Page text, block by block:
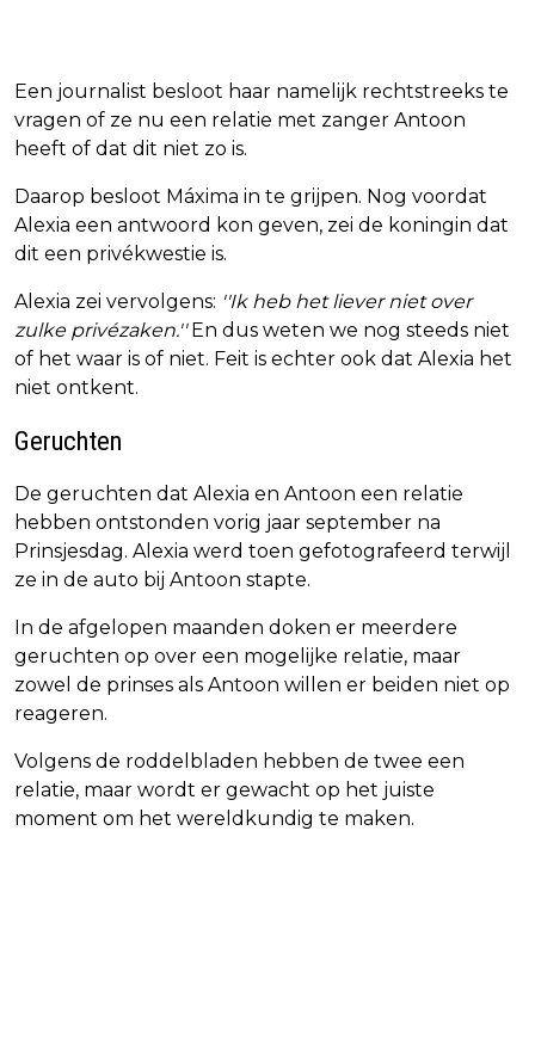
Een journalist besloot haar namelijk rechtstreeks te
vragen of ze nu een relatie met zanger Antoon
heeft of dat dit niet zo is.
Daarop besloot Máxima in te grijpen. Nog voordat
Alexia een antwoord kon geven, zei de koningin dat
dit een privékwestie is.
Alexia zei vervolgens: ''Ik heb het liever niet over
zulke privézaken.''En dus weten we nog steeds niet
of het waar is of niet. Feit is echter ook dat Alexia het
niet ontkent.
Geruchten
De geruchten dat Alexia en Antoon een relatie
hebben ontstonden vorig jaar september na
Prinsjesdag. Alexia werd toen gefotografeerd terwijl
ze in de auto bij Antoon stapte.
In de afgelopen maanden doken er meerdere
geruchten op over een mogelijke relatie, maar
zowel de prinses als Antoon willen er beiden niet op
reageren.
Volgens de roddelbladen hebben de twee een
relatie, maar wordt er gewacht op het juiste
moment om het wereldkundig te maken.